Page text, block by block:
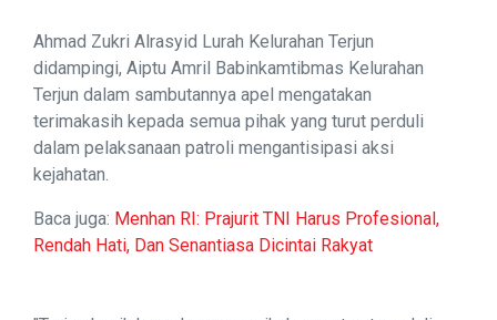
Ahmad Zukri Alrasyid Lurah Kelurahan Terjun
didampingi, Aiptu Amril Babinkamtibmas Kelurahan
Terjun dalam sambutannya apel mengatakan
terimakasih kepada semua pihak yang turut perduli
dalam pelaksanaan patroli mengantisipasi aksi
kejahatan.
Baca juga: Menhan RI: Prajurit TNI Harus Profesional,
Rendah Hati, Dan Senantiasa Dicintai Rakyat